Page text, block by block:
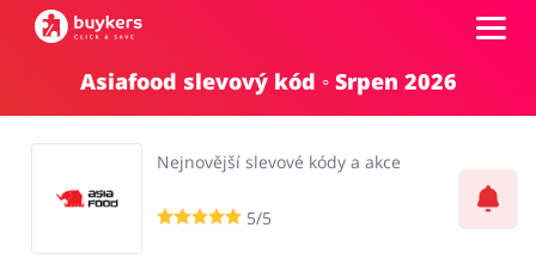
Kategorie
Asiafood slevový kód ◦ Srpen 2026
Nejnovější slevové kódy a akce
5/5